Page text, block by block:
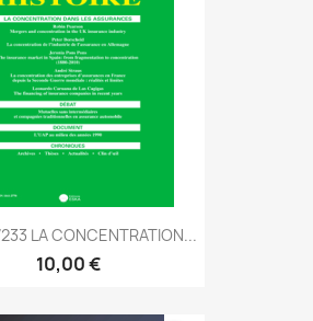
LA CONCENTRATION...
10,00 €